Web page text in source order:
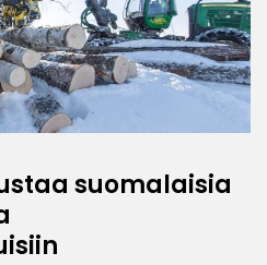
suomalaisia